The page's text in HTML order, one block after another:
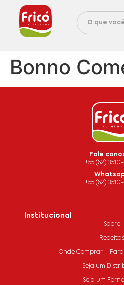
Bonno
Fale
+55 (62)
+55 (62)
Institucional
Sobre
Receitas
Onde Comprar –
Seja um
Seja um